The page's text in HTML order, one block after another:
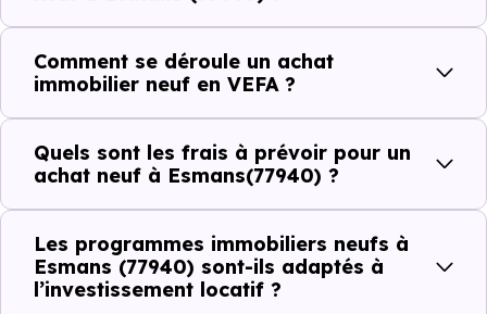
Combien coûte un logement à Esmans
(77940) ?
C'est souvent la première question. Voici les repères de
prix à connaître pour un achat immobilier à Esmans
(77940) :
Prix
minimum
Prix
moyen
Prix
Comment se déroule un achat
immobilier neuf en VEFA ?
Quels sont les frais à prévoir pour un
achat neuf à Esmans(77940) ?
Les programmes immobiliers neufs à
Esmans (77940) sont-ils adaptés à
l’investissement locatif ?